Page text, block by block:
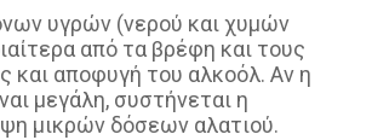
υγρών (νερού και χυμών
από τα βρέφη και τους
και αποφυγή του αλκοόλ. Αν η
μεγάλη, συστήνεται η
μικρών δόσεων αλατιού.